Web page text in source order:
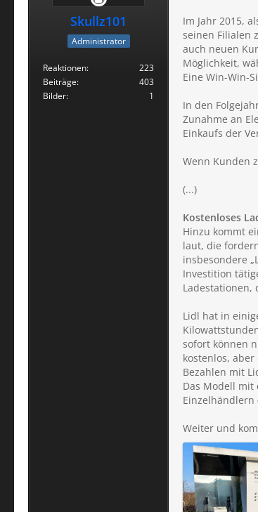
Skullz101
Administrator
Reaktionen
223
Beiträge
403
Bilder
1
Im Jahr 2015,
seinen Filialen
auch neuen
Möglichkeit,
Eine Win-Win-
In den
Zunahme an
Einkaufs der
Wenn Kunden
(...)
Kostenloses
Hinzu kommt
laut, die
insbesondere
Investition
Ladestationen,
Lidl hat in
sofort können
kostenlos,
Bezahlen mit
Das Modell
Einzelhändlern
Weiter und